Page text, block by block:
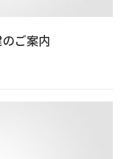
ご案内